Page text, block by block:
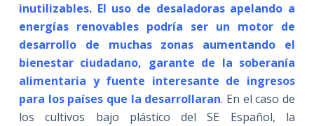
inutilizables. El uso de desaladoras apelando a
energías renovables podría ser un motor de
desarrollo de muchas zonas aumentando el
bienestar ciudadano, garante de la soberanía
alimentaria y fuente interesante de ingresos
para los países que la desarrollaran. En el caso de
los cultivos bajo plástico del SE Español, la